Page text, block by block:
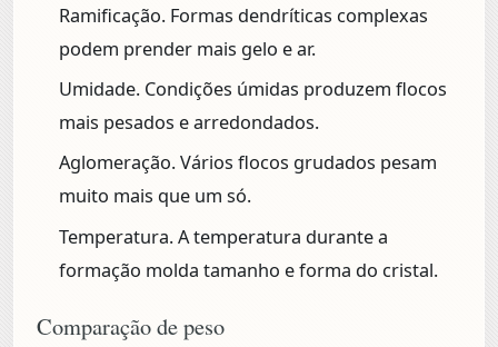
Ramificação. Formas dendríticas complexas
podem prender mais gelo e ar.
Umidade. Condições úmidas produzem flocos
mais pesados e arredondados.
Aglomeração.Vários flocos grudados pesam
muito mais que um só.
Temperatura.A temperatura durante a
formação molda tamanho e forma do cristal.
Comparação de peso